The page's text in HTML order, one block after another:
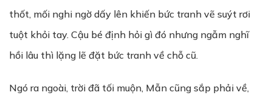
thốt, mối nghi ngờ dấy lên khiến bức tranh vẽ suýt rơi
tuột khỏi tay. Cậu bé định hỏi gì đó nhưng ngẫm nghĩ
hồi lâu thì lặng lẽ đặt bức tranh về chỗ cũ.
Ngó ra ngoài, trời đã tối muộn, Mẫn cũng sắp phải về,